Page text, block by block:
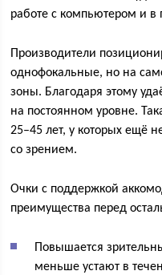
работе с компьютером и
Производители
однофокальные, но на
зоны. Благодаря этому
на постоянном уровне.
25–45 лет, у которых ещё
со зрением.
Очки с поддержкой
преимущества перед
Повышается
меньше устают в